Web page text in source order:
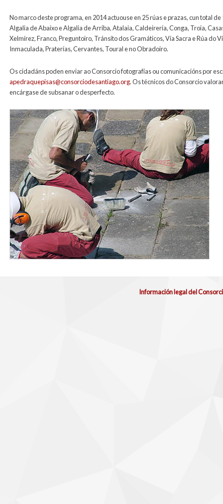
No marco deste programa, en 2014 actuouse en 25 rúas e prazas, cun total
Algalia de Abaixo e Algalia de Arriba, Atalaia, Caldeirería, Conga, Troia,
Xelmírez, Franco, Preguntoiro, Tránsito dos Gramáticos, Vía Sacra e Rúa do
Inmaculada, Praterías, Cervantes, Toural e no Obradoiro.
Os cidadáns poden enviar ao Consorcio fotografías ou comunicacións por
apedraquepisas@consorciodesantiago.org. Os técnicos do Consorcio
encárgase de subsanar o desperfecto.
lousados14.jpg
Información legal del